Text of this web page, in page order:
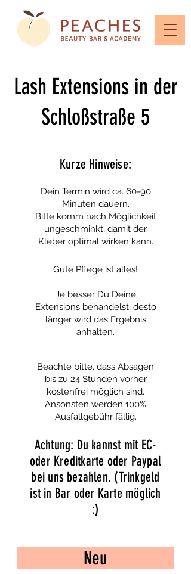
Lash Extensions in der
Schloßstraße 5
Kurze Hinweise:
Dein Termin wird ca. 60-90
Minuten dauern.
Bitte komm nach Möglichkeit
ungeschminkt, damit der
Kleber optimal wirken kann.
Gute Pflege ist alles!
Je besser Du Deine
Extensions behandelst, desto
länger wird das Ergebnis
anhalten.
Beachte bitte, dass Absagen
bis zu 24 Stunden vorher
kostenfrei möglich sind.
Ansonsten werden 100%
Ausfallgebühr fällig.
Achtung: Du kannst mit EC-
oder Kreditkarte oder Paypal
bei uns bezahlen. (Trinkgeld
ist in Bar oder Karte möglich
:)
Neu